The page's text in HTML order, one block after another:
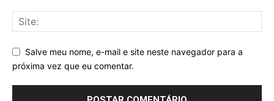
Salve meu nome, e-mail e site neste navegador para a
próxima vez que eu comentar.